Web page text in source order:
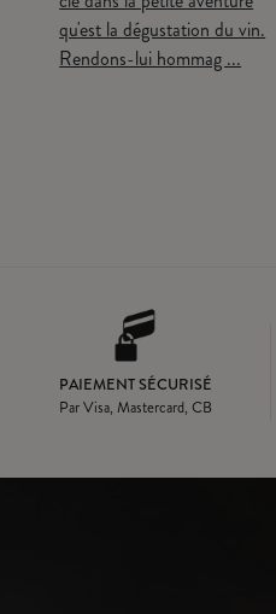
qu'est la dégustation du vin.
Rendons-lui hommag ...
PAIEMENT SÉCURISÉ
Par Visa, Mastercard, CB